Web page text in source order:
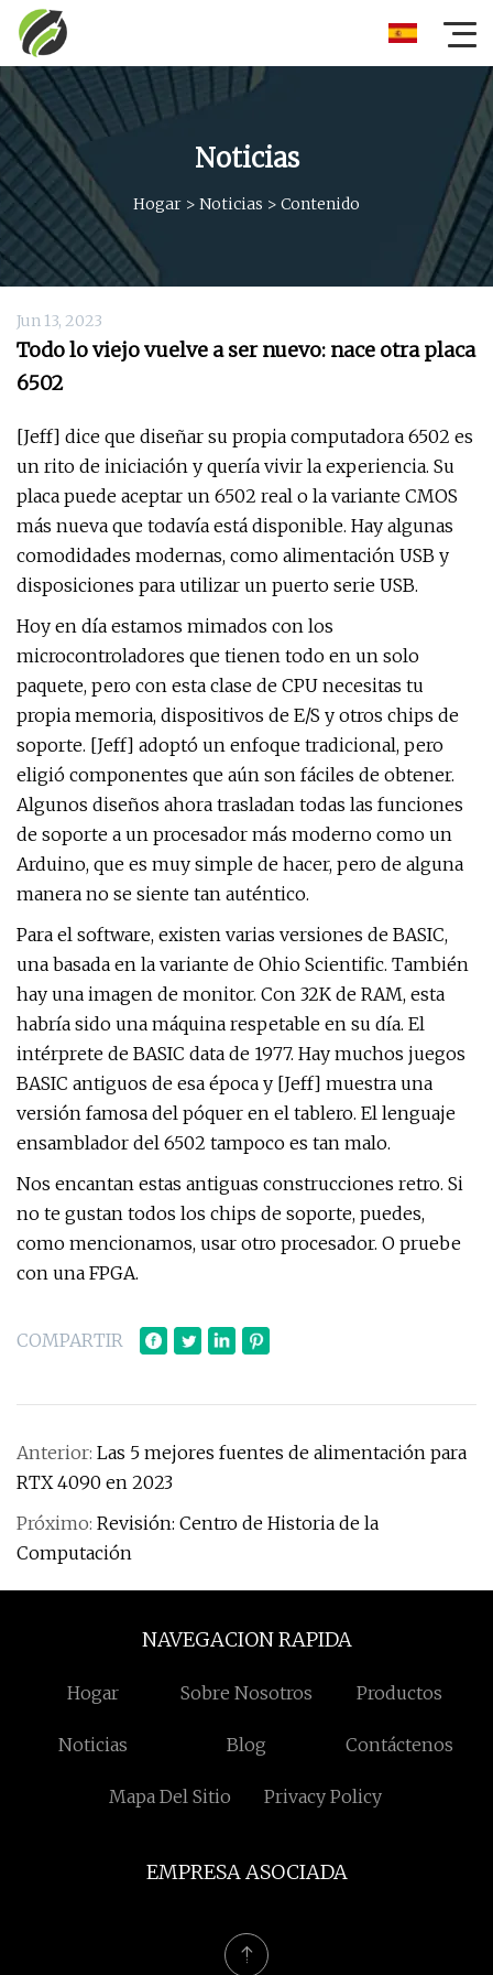
Noticias
Hogar > Noticias > Contenido
Jun 13, 2023
Todo lo viejo vuelve a ser nuevo: nace otra placa
6502
[Jeff] dice que diseñar su propia computadora 6502 es
un rito de iniciación y quería vivir la experiencia. Su
placa puede aceptar un 6502 real o la variante CMOS
más nueva que todavía está disponible. Hay algunas
comodidades modernas, como alimentación USB y
disposiciones para utilizar un puerto serie USB.
Hoy en día estamos mimados con los
microcontroladores que tienen todo en un solo
paquete, pero con esta clase de CPU necesitas tu
propia memoria, dispositivos de E/S y otros chips de
soporte. [Jeff] adoptó un enfoque tradicional, pero
eligió componentes que aún son fáciles de obtener.
Algunos diseños ahora trasladan todas las funciones
de soporte a un procesador más moderno como un
Arduino, que es muy simple de hacer, pero de alguna
manera no se siente tan auténtico.
Para el software, existen varias versiones de BASIC,
una basada en la variante de Ohio Scientific. También
hay una imagen de monitor. Con 32K de RAM, esta
habría sido una máquina respetable en su día. El
intérprete de BASIC data de 1977. Hay muchos juegos
BASIC antiguos de esa época y [Jeff] muestra una
versión famosa del póquer en el tablero. El lenguaje
ensamblador del 6502 tampoco es tan malo.
Nos encantan estas antiguas construcciones retro. Si
no te gustan todos los chips de soporte, puedes,
como mencionamos, usar otro procesador. O pruebe
con una FPGA.
COMPARTIR
Anterior: Las 5 mejores fuentes de alimentación para
RTX 4090 en 2023
Próximo: Revisión: Centro de Historia de la
Computación
NAVEGACION RAPIDA
Hogar Sobre Nosotros Productos
Noticias Blog Contáctenos
Mapa Del Sitio Privacy Policy
EMPRESA ASOCIADA